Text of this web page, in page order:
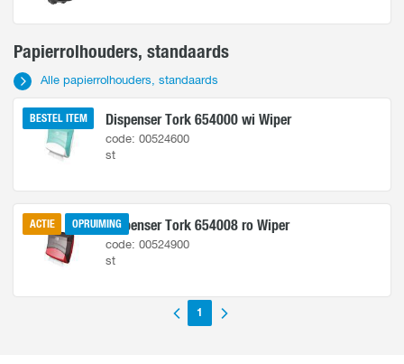
Papierrolhouders, standaards
Alle papierrolhouders, standaards
BESTEL ITEM Dispenser Tork 654000 wi Wiper
code: 00524600
st
ACTIE OPRUIMINGDispenser Tork 654008 ro Wiper
code: 00524900
st
1